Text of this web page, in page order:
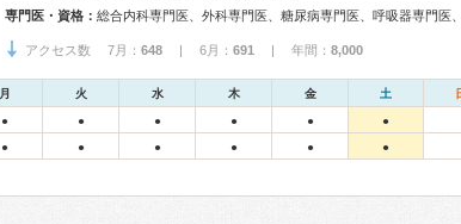
専門医・資格：
アクセス数 7月： 648 | 6月： 691 | 年間： 8,000
月 火 水 木 金 土
● ● ● ● ● ●
● ● ● ● ● ●